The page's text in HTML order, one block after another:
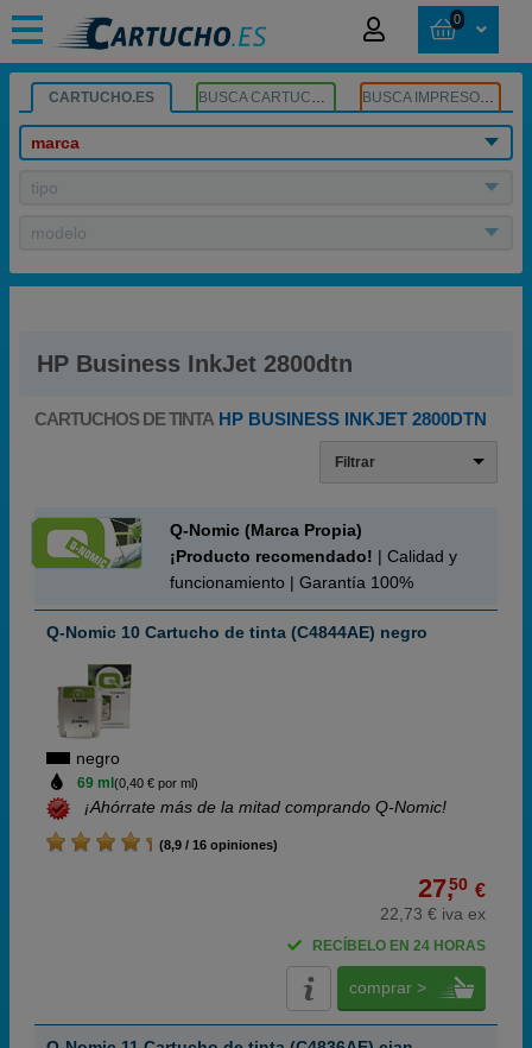
0
CARTUCHO.ES BUSCA CARTUCHOS BUSCA IMPRESORA
marca
tipo
modelo
HP Business InkJet 2800dtn
CARTUCHOS DE TINTA HP BUSINESS INKJET 2800DTN
Filtrar
Q-Nomic (Marca Propia)
¡Producto recomendado! | Calidad y
funcionamiento | Garantía 100%
Q-Nomic 10 Cartucho de tinta (C4844AE) negro
negro
69 ml (0,40 € por ml)
¡Ahórrate más de la mitad comprando Q-Nomic!
(8,9 / 16 opiniones)
27,50 €
22,73 € iva ex
RECÍBELO EN 24 HORAS
comprar >